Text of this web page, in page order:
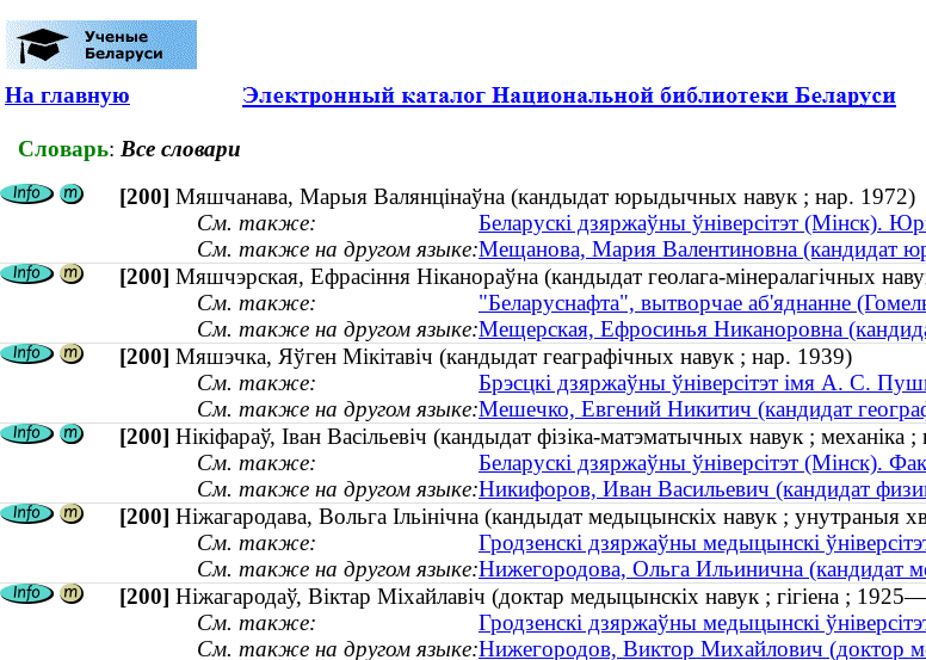
На главную
Словарь: Все словари
[200] Мяшчанава, Марыя Валянцінаўна (кандыдат юрыдычных навук ; нар. 1972)
См. также:
Беларускі дзяржаўны ўніверсітэт (Мінск).
См. также на другом языке:Мещанова, Мария Валентиновна (кандидат
[200] Мяшчэрская, Ефрасіння Ніканораўна (кандыдат геолага-мінералагічных
См. также:
"Беларуснафта", вытворчае аб'яднанне
См. также на другом языке:Мещерская, Ефросинья Никаноровна
[200] Мяшэчка, Яўген Мікітавіч (кандыдат геаграфічных навук ; нар. 1939)
См. также:
Брэсцкі дзяржаўны ўніверсітэт імя А. С.
См. также на другом языке:Мешечко, Евгений Никитич (кандидат
[200] Нiкiфараў, Iван Васiльевiч (кандыдат фізіка-матэматычных навук ; механіка
См. также:
Беларускі дзяржаўны ўніверсітэт (Мінск).
См. также на другом языке:Никифоров, Иван Васильевич (кандидат
[200] Ніжагародава, Вольга Ільінічна (кандыдат медыцынскіх навук ; унутраныя
См. также:
Гродзенскі дзяржаўны медыцынскі
См. также на другом языке:Нижегородова, Ольга Ильинична (кандидат
[200] Ніжагародаў, Віктар Міхайлавіч (доктар медыцынскіх навук ; гігіена ;
См. также:
Гродзенскі дзяржаўны медыцынскі
См. также на другом языке:Нижегородов, Виктор Михайлович (доктор